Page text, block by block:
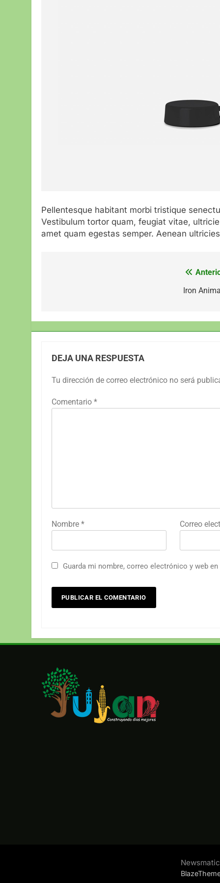
Pellentesque habitant morbi tristique
Vestibulum tortor quam, feugiat vitae,
amet quam egestas semper. Aenean
Iron
DEJA UNA RESPUESTA
Tu dirección de correo electrónico no será
Comentario *
Nombre * Correo
Guarda mi nombre, correo electrónico y web